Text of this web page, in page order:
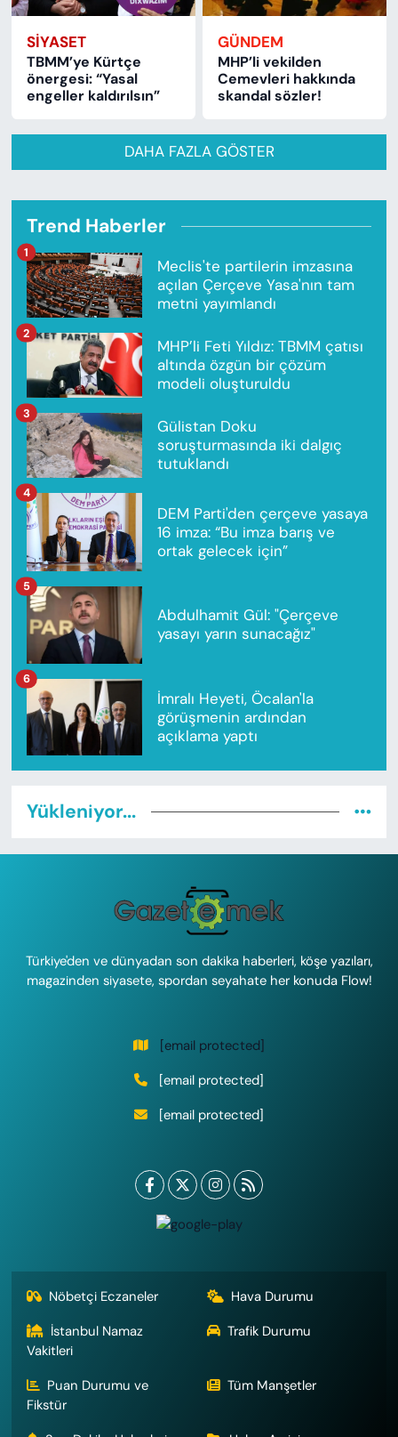
SİYASET
TBMM’ye Kürtçe
önergesi: “Yasal
engeller kaldırılsın”
GÜNDEM
MHP’li vekilden
Cemevleri hakkında
skandal sözler!
DAHA FAZLA GÖSTER
Trend Haberler
Meclis'te partilerin imzasına
açılan Çerçeve Yasa'nın tam
metni yayımlandı
1
MHP’li Feti Yıldız: TBMM çatısı
altında özgün bir çözüm
modeli oluşturuldu
2
Gülistan Doku
soruşturmasında iki dalgıç
tutuklandı
3
DEM Parti'den çerçeve yasaya
16 imza: “Bu imza barış ve
ortak gelecek için”
4
Abdulhamit Gül: "Çerçeve
yasayı yarın sunacağız"
5
İmralı Heyeti, Öcalan'la
görüşmenin ardından
açıklama yaptı
6
Yükleniyor...
Türkiye'den ve dünyadan son dakika haberleri, köşe yazıları,
magazinden siyasete, spordan seyahate her konuda Flow!
[email protected]
[email protected]
[email protected]
Nöbetçi Eczaneler
Hava Durumu
İstanbul Namaz
Vakitleri
Trafik Durumu
Puan Durumu ve
Fikstür
Tüm Manşetler